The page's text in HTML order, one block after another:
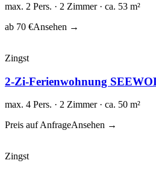
max. 2 Pers. · 2 Zimmer · ca. 53 m²
ab 70 €Ansehen →
Zingst
2-Zi-Ferienwohnung
max. 4 Pers. · 2 Zimmer · ca. 50 m²
Preis auf AnfrageAnsehen →
Zingst